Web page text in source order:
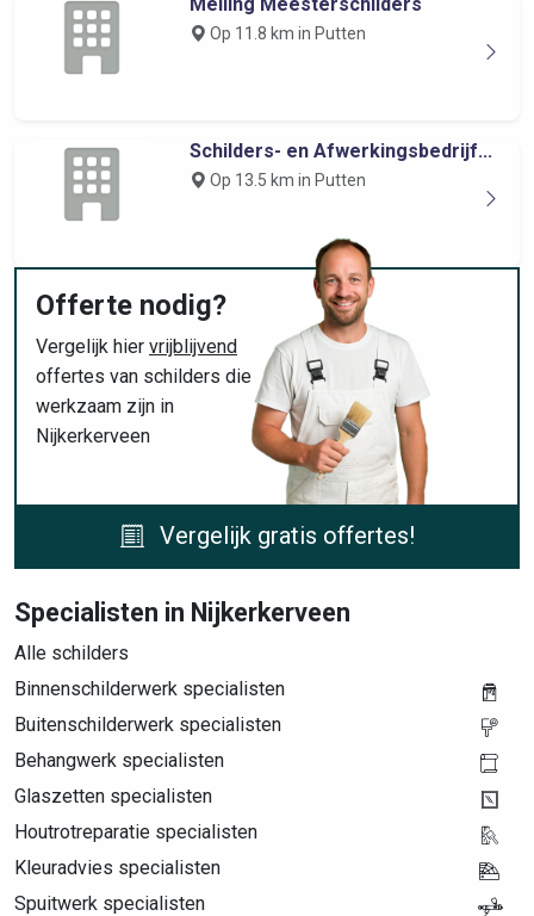
Op 11.8 km in Putten
Schilders- en Afwerkingsbedrijf...
Op 13.5 km in Putten
Offerte nodig?
Vergelijk hier vrijblijvend
offertes van schilders die
werkzaam zijn in
Nijkerkerveen
Vergelijk gratis offertes!
Specialisten in Nijkerkerveen
Alle schilders
Binnenschilderwerk specialisten
Buitenschilderwerk specialisten
Behangwerk specialisten
Glaszetten specialisten
Houtrotreparatie specialisten
Kleuradvies specialisten
Spuitwerk specialisten